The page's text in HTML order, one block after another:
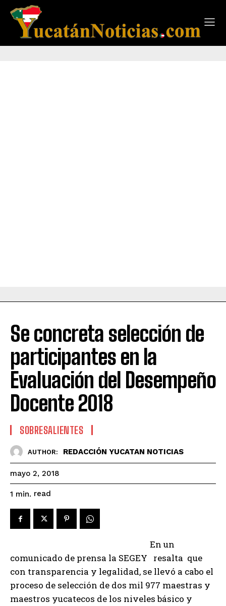
Se concreta selección de
participantes en la
Evaluación del Desempeño
Docente 2018
SOBRESALIENTES
AUTHOR: REDACCIÓN YUCATAN NOTICIAS
mayo 2, 2018
1 min. read
En un
comunicado de prensa la SEGEY resalta que
con transparencia y legalidad, se llevó a cabo el
proceso de selección de dos mil 977 maestras y
maestros yucatecos de los niveles básico y